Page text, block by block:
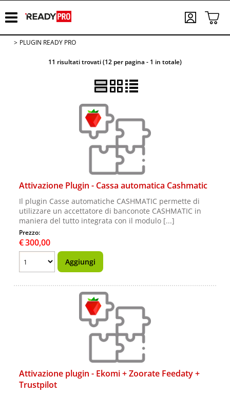
PLUGIN READY PRO
11 risultati trovati (12 per pagina - 1 in totale)
Attivazione Plugin - Cassa automatica Cashmatic
Il plugin Casse automatiche CASHMATIC permette di
utilizzare un accettatore di banconote CASHMATIC in
maniera del tutto integrata con il modulo [...]
Prezzo:
€300,00
Attivazione plugin - Ekomi + Zoorate Feedaty +
Trustpilot